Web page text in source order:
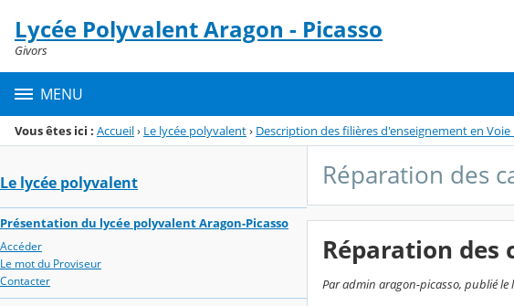
Menu de la rubrique
Contenu
Lycée Polyvalent Aragon - Picasso
Givors
MENU
Vous êtes ici : Accueil› Le lycée polyvalent› Description des filières d'enseignement en
Le lycée polyvalent
Présentation du lycée polyvalent Aragon-Picasso
Accéder
Le mot du Proviseur
Contacter
Réparation des
Réparation des
Par admin aragon-picasso, publié le